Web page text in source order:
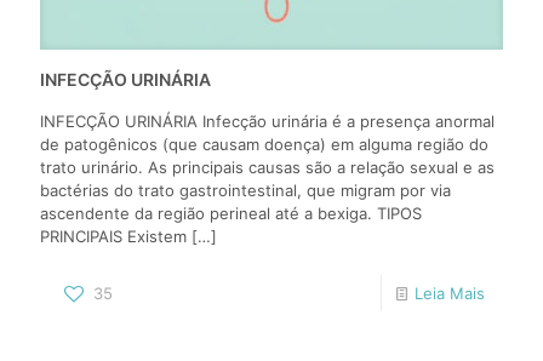
INFECÇÃO URINÁRIA
INFECÇÃO URINÁRIA Infecção urinária é a presença anormal
de patogênicos (que causam doença) em alguma região do
trato urinário. As principais causas são a relação sexual e as
bactérias do trato gastrointestinal, que migram por via
ascendente da região perineal até a bexiga. TIPOS
PRINCIPAIS Existem […]
35 Leia Mais